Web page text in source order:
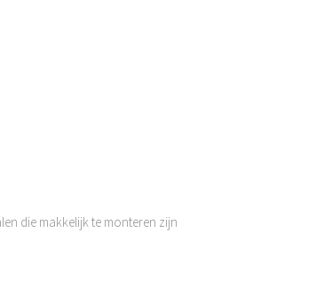
die makkelijk te monteren zijn